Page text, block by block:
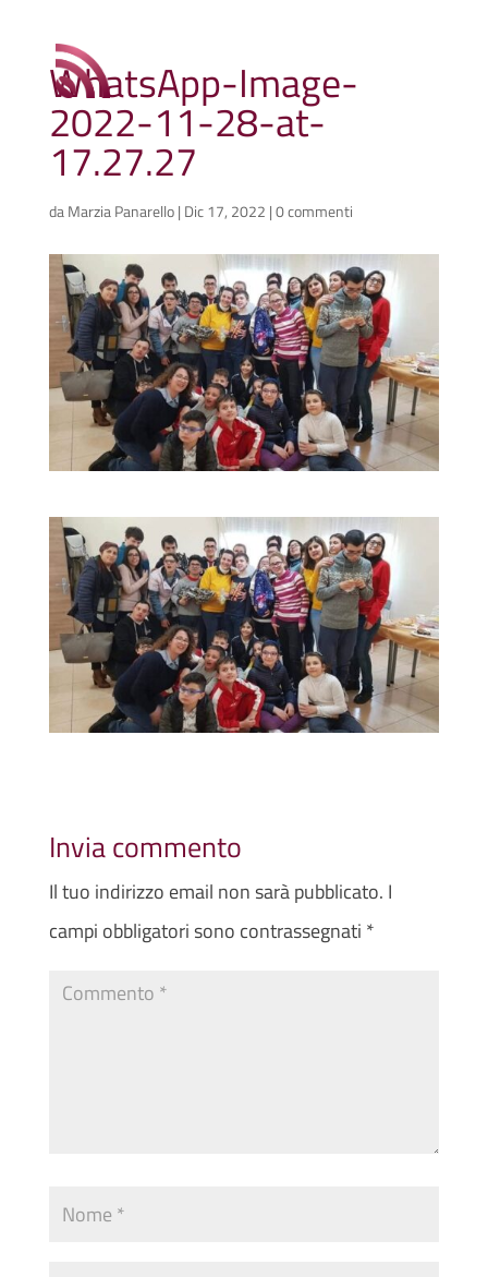
WhatsApp-Image-
2022-11-28-at-
17.27.27
daMarzia Panarello| Dic 17, 2022 |0 commenti
Invia commento
Il tuo indirizzo email non sarà pubblicato. I
campi obbligatori sono contrassegnati *